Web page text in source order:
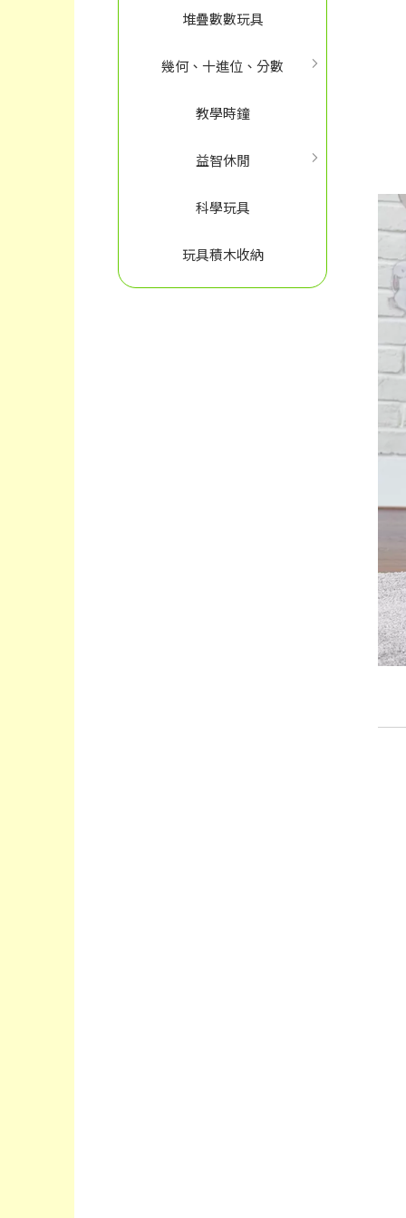
堆疊數數玩具
幾何、十進位、分數
教學時鐘
益智休閒
科學玩具
玩具積木收納